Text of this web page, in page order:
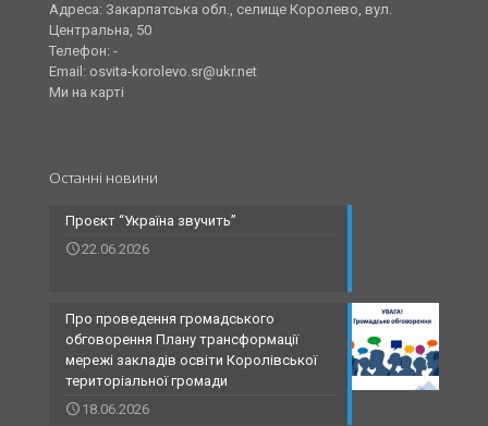
Адреса: Закарпатська обл., селище Королево, вул.
Центральна, 50
Телефон: -
Email: osvita-korolevo.sr@ukr.net
Ми на карті
Останні новини
Проєкт “Україна звучить”
22.06.2026
Про проведення громадського
обговорення Плану трансформації
мережі закладів освіти Королівської
територіальної громади
18.06.2026